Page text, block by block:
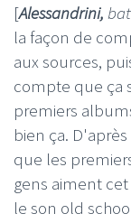
[Alessandrini,
la façon de
aux sources,
compte que ça
premiers
bien ça.
que les
gens aiment
le son old